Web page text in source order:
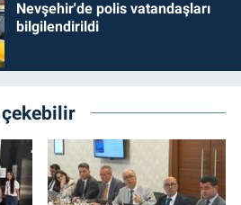
Nevşehir'de polis vatandaşları
bilgilendirildi